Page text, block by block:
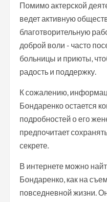
Помимо актерской
ведет активную
благотворительную
доброй воли - часто
больницы и приюты,
радость и поддержку.
К сожалению,
Бондаренко остается
подробностей о его
предпочитает
секрете.
В интернете можно
Бондаренко, как на
повседневной жизни.